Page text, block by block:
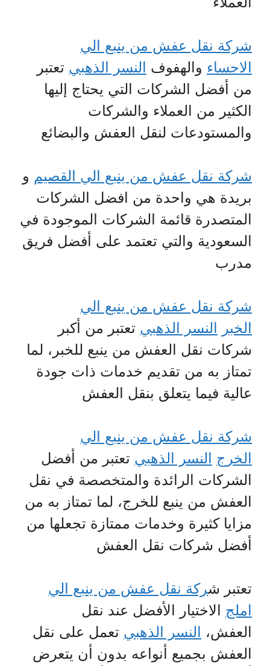
شركة نقل عفش من ينبع الي
الاحساء والهفوف النسر الذهبي تعتبر
من أفضل الشركات التي يحتاج إليها
الكثير من العملاء والشركات
والمستودعات لنقل العفش والبضائع
شركة نقل عفش من ينبع الي القصيم و
بريدة هي واحدة من افضل الشركات
المتصدرة قائمة الشركات الموجودة في
السعودية والتي تعتمد على أفضل فريق
مدرب
شركة نقل عفش من ينبع الي
الخبر النسر الذهبي تعتبر من أكبر
شركات نقل العفش من ينبع للخبر، لما
تمتاز به من تقديم خدمات ذات جودة
عالية فيما يتعلق بنقل العفش
شركة نقل عفش من ينبع الي
الخرج النسر الذهبي تعتبر من أفضل
الشركات الرائدة والمتخصصة في نقل
العفش من ينبع للخرج، لما تمتاز به من
مزايا كثيرة وخدمات ممتازة تجعلها من
أفضل شركات نقل العفش
تعتبر شركة نقل عفش من ينبع الي
املج الاختيار الأفضل عند نقل
العفش، النسر الذهبي تعمل على نقل
العفش بجميع أنواعه بدون أن يتعرض